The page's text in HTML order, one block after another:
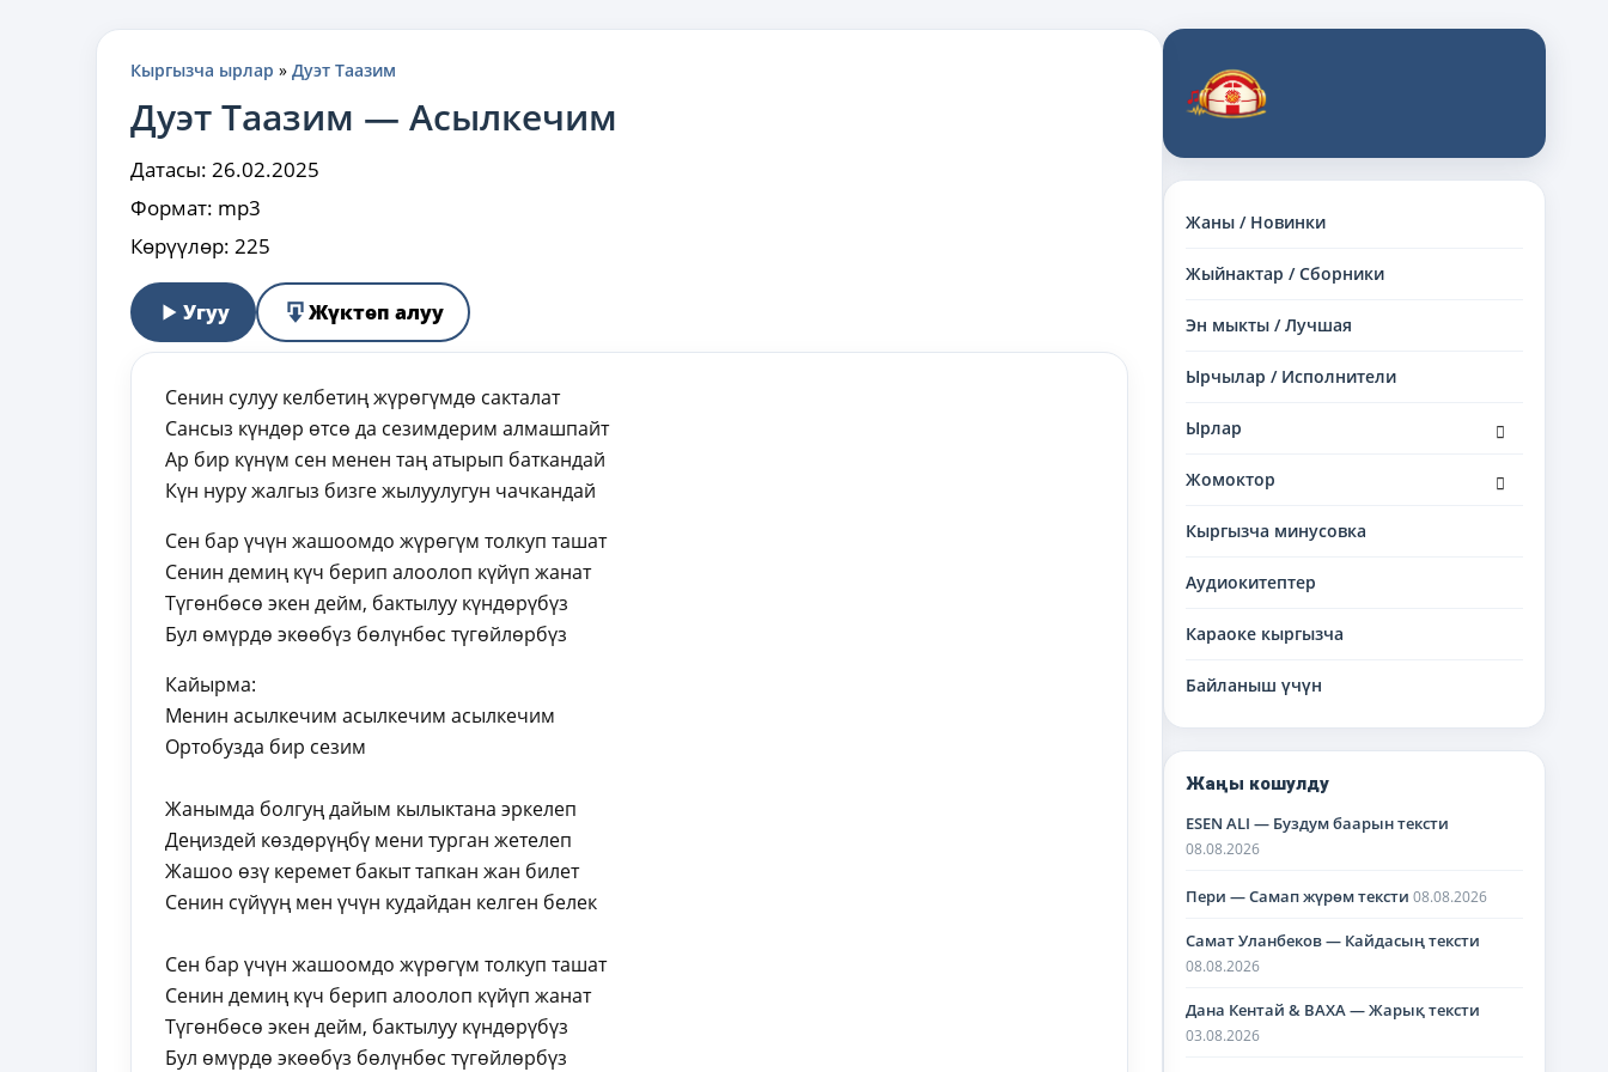
Жаны / Новинки
Жыйнактар / Сборники
Эн мыкты / Лучшая
Ырчылар / Исполнители
Ырлар
дочернее
Жомоктор
дочернее
Кыргызча минусовка
Аудиокитептер
Караоке кыргызча
Байланыш үчүн
Жаңы кошулду
ESEN ALI — Буздум баарын тексти
08.08.2026
Пери — Самап жүрөм тексти 08.08.2026
Самат Уланбеков — Кайдасың тексти
08.08.2026
Дана Кентай & BAXA — Жарық тексти
03.08.2026
Кыргызча ырлар » Дуэт Таазим
Дуэт Таазим — Асылкечим
Датасы: 26.02.2025
Формат: mp3
Көрүүлөр: 225
Угуу Жүктөп алуу
Сенин сулуу келбетиң жүрөгүмдө сакталат
Сансыз күндөр өтсө да сезимдерим алмашпайт
Ар бир күнүм сен менен таң атырып баткандай
Күн нуру жалгыз бизге жылуулугун чачкандай
Сен бар үчүн жашоомдо жүрөгүм толкуп ташат
Сенин демиң күч берип алоолоп күйүп жанат
Түгөнбөсө экен дейм, бактылуу күндөрүбүз
Бул өмүрдө экөөбүз бөлүнбөс түгөйлөрбүз
Кайырма:
Менин асылкечим асылкечим асылкечим
Ортобузда бир сезим
Жанымда болгуң дайым кылыктана эркелеп
Деңиздей көздөрүңбү мени турган жетелеп
Жашоо өзү керемет бакыт тапкан жан билет
Сенин сүйүүң мен үчүн кудайдан келген белек
Сен бар үчүн жашоомдо жүрөгүм толкуп ташат
Сенин демиң күч берип алоолоп күйүп жанат
Түгөнбөсө экен дейм, бактылуу күндөрүбүз
Бул өмүрдө экөөбүз бөлүнбөс түгөйлөрбүз